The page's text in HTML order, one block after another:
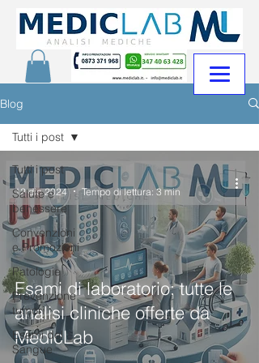
Blog
Tutti i post
Salute e
benessere
Convenzioni
e Promozioni
Patologie
Prevenzione
tumori
Esami del
Sangue
Tutti i post
Esami di laboratorio: tutte le
analisi cliniche offerte da
MedicLab
-
12 dic 2024
Tempo di lettura: 3 min